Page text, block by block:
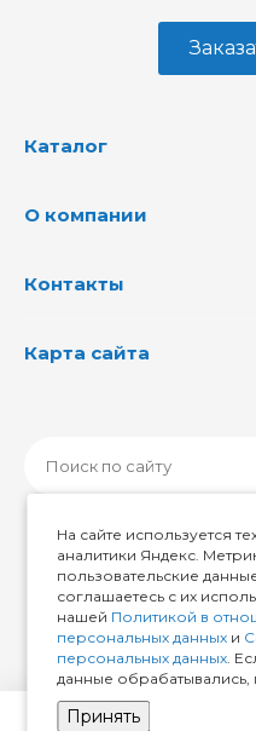
Каталог
О компании
Контакты
Карта сайта
© 2026 ИМИР174,
На сайте используется
аналитики Яндекс.
пользовательские
соглашаетесь с их
нашей Политикой в
персональных данных и
персональных данных.
данные обрабатывались,
Принять